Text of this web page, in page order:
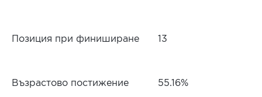
Позиция при финиширане 13
Възрастово постижение 55.16%